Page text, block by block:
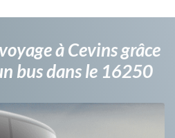
à Cevins grâce
bus dans le 16250